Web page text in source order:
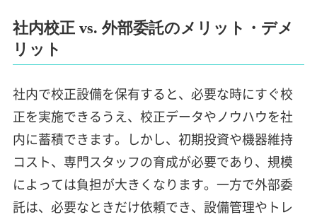
社内校正 vs. 外部委託のメリット・デメ
リット
社内で校正設備を保有すると、必要な時にすぐ校
正を実施できるうえ、校正データやノウハウを社
内に蓄積できます。しかし、初期投資や機器維持
コスト、専門スタッフの育成が必要であり、規模
によっては負担が大きくなります。一方で外部委
託は、必要なときだけ依頼でき、設備管理やトレ